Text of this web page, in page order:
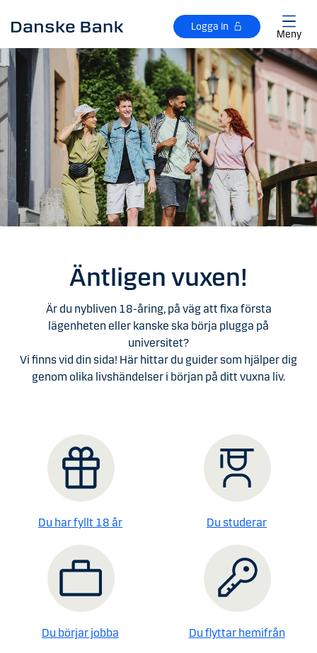
Logga in
Meny
Äntligen vuxen!
Är du nybliven 18-åring, på väg att fixa första
lägenheten eller kanske ska börja plugga på
universitet?
Vi finns vid din sida! Här hittar du guider som hjälper dig
genom olika livshändelser i början på ditt vuxna liv.
Du har fyllt 18 år Du studerar
Du börjar jobba Du flyttar hemifrån